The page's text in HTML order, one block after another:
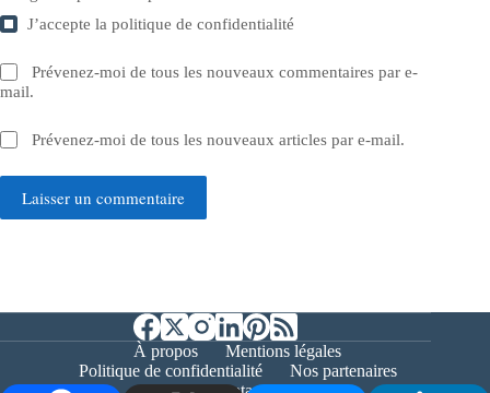
J’accepte lapolitique de confidentialité
Prévenez-moi de tous les nouveaux commentaires par e-
mail.
Prévenez-moi de tous les nouveaux articles par e-mail.
Laisser un commentaire
À propos
Mentions légales
Politique de confidentialité
Nos partenaires